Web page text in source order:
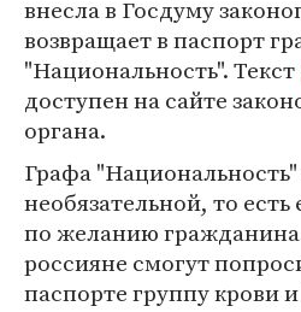
внесла в Госдуму
возвращает в паспорт
"Национальность". Текст
доступен на сайте
органа.
Графа "Национальность"
необязательной, то
по желанию
россияне смогут
паспорте группу крови